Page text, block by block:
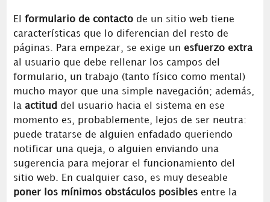
El formulario de contactode un sitio web tiene
características que lo diferencian del resto de
páginas. Para empezar, se exige un esfuerzo extra
al usuario que debe rellenar los campos del
formulario, un trabajo (tanto físico como mental)
mucho mayor que una simple navegación; además,
la actitud del usuario hacia el sistema en ese
momento es, probablemente, lejos de ser neutra:
puede tratarse de alguien enfadado queriendo
notificar una queja, o alguien enviando una
sugerencia para mejorar el funcionamiento del
sitio web. En cualquier caso, es muy deseable
poner los mínimos obstáculos posiblesentre la